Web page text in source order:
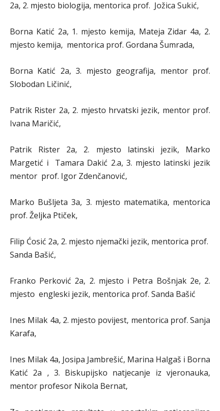
2a, 2. mjesto biologija, mentorica prof. Jožica Sukić,
Borna Katić 2a, 1. mjesto kemija, Mateja Zidar 4a, 2.
mjesto kemija, mentorica prof. Gordana Šumrada,
Borna Katić 2a, 3. mjesto geografija, mentor prof.
Slobodan Ličinić,
Patrik Rister 2a, 2. mjesto hrvatski jezik, mentor prof.
Ivana Maričić,
Patrik Rister 2a, 2. mjesto latinski jezik, Marko
Margetić i Tamara Dakić 2.a, 3. mjesto latinski jezik
mentor prof. Igor Zdenčanović,
Marko Bušljeta 3a, 3. mjesto matematika, mentorica
prof. Željka Ptiček,
Filip Ćosić 2a, 2. mjesto njemački jezik, mentorica prof.
Sanda Bašić,
Franko Perković 2a, 2. mjesto i Petra Bošnjak 2e, 2.
mjesto engleski jezik, mentorica prof. Sanda Bašić
Ines Milak 4a, 2. mjesto povijest, mentorica prof. Sanja
Karafa,
Ines Milak 4a, Josipa Jambrešić, Marina Halgaš i Borna
Katić 2a , 3. Biskupijsko natjecanje iz vjeronauka,
mentor profesor Nikola Bernat,